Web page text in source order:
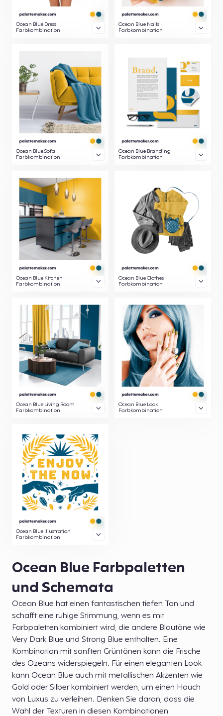
Ocean Blue Dress
Farbkombination
Ocean Blue Nails
Farbkombination
Ocean Blue Sofa
Farbkombination
Ocean Blue Branding
Farbkombination
Ocean Blue Kitchen
Farbkombination
Ocean Blue Clothes
Farbkombination
Ocean Blue Living Room
Farbkombination
Ocean Blue Look
Farbkombination
Ocean Blue Illustration
Farbkombination
Ocean Blue Farbpaletten
und Schemata
Ocean Blue hat einen fantastischen tiefen Ton und
schafft eine ruhige Stimmung, wenn es mit
Farbpaletten kombiniert wird, die andere Blautöne wie
Very Dark Blue und Strong Blue enthalten. Eine
Kombination mit sanften Grüntönen kann die Frische
des Ozeans widerspiegeln. Für einen eleganten Look
kann Ocean Blue auch mit metallischen Akzenten wie
Gold oder Silber kombiniert werden, um einen Hauch
von Luxus zu verleihen. Denken Sie daran, dass die
Wahl der Texturen in diesen Kombinationen